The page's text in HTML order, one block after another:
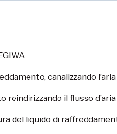
canalizzando
il flusso
del liquido di